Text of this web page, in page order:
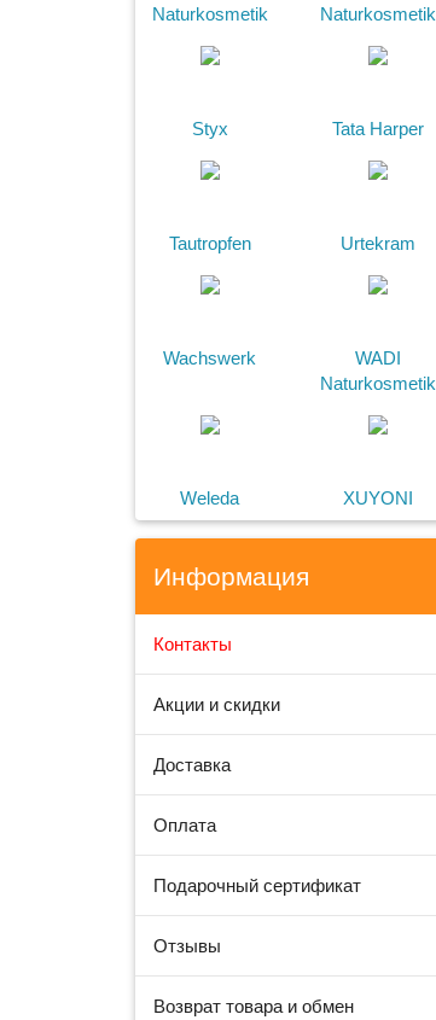
Naturkosmetik
Naturkosmetik
Styx Tata Harper
Tautropfen Urtekram
Wachswerk
WADI
Naturkosmetik
Weleda XUYONI
Информация
Контакты
Акции и скидки
Доставка
Оплата
Подарочный сертификат
Отзывы
Возврат товара и обмен